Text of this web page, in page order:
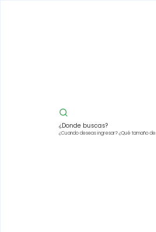
¿Donde buscas?
¿Cuando deseas ingresar?¿Qué tamaño de